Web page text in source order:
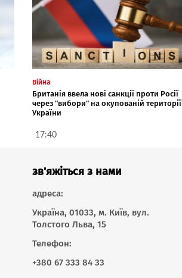
Війна
Британія ввела нові санкції проти Росії
через "вибори" на окупованій території
України
17:40
зв'яжіться з нами
адреса:
Україна, 01033, м. Київ, вул.
Толстого Льва, 15
Телефон:
+380 67 333 84 33